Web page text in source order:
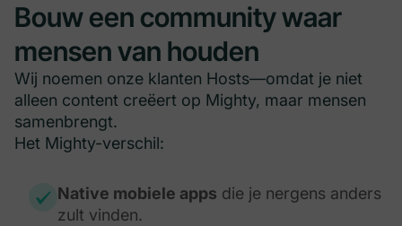
Bouw een community waar
mensen van houden
Wij noemen onze klanten Hosts—omdat je niet
alleen content creëert op Mighty, maar mensen
samenbrengt.
Het Mighty-verschil:
Native mobiele apps die je nergens anders
zult vinden.